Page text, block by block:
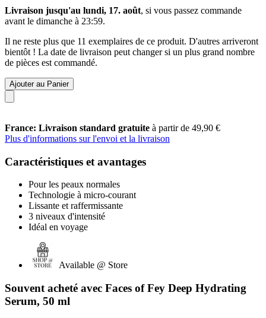
Livraison jusqu'au lundi, 17. août, si vous passez commande
avant le dimanche à 23:59.
Il ne reste plus que 11 exemplaires de ce produit. D'autres arriveront
bientôt ! La date de livraison peut changer si un plus grand nombre
de pièces est commandé.
Ajouter au Panier
France: Livraison standard gratuite à partir de 49,90 €
Plus d'informations sur l'envoi et la livraison
Caractéristiques et avantages
Pour les peaux normales
Technologie à micro-courant
Lissante et raffermissante
3 niveaux d'intensité
Idéal en voyage
Available @ Store
Souvent acheté avec Faces of Fey Deep Hydrating
Serum, 50 ml